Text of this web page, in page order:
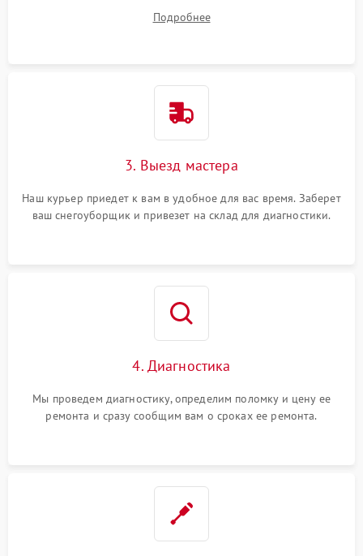
Подробнее
3. Выезд мастера
Наш курьер приедет к вам в удобное для вас время. Заберет
ваш снегоуборщик и привезет на склад для диагностики.
4. Диагностика
Мы проведем диагностику, определим поломку и цену ее
ремонта и сразу сообщим вам о сроках ее ремонта.